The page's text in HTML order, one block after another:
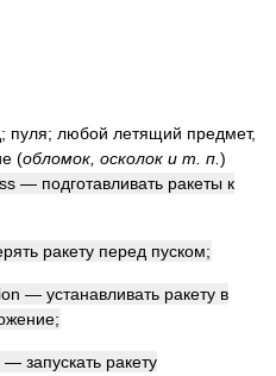
пуля; любой летящий предмет,
(обломок, осколок и т. п. )
— подготавливать ракеты к
ракету перед пуском;
— устанавливать ракету в
запускать ракету